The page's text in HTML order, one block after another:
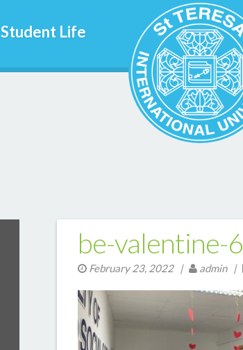
Student Life
be-valentine-6
February 23, 2022| admin |